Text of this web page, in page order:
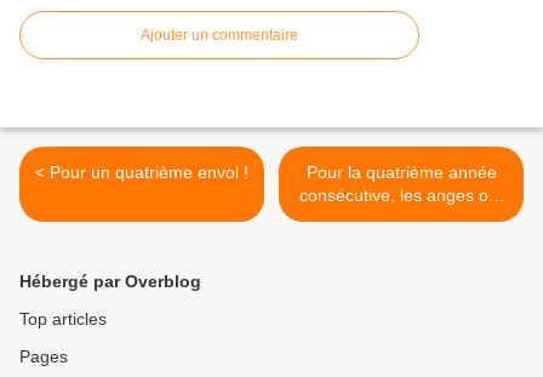
Ajouter un commentaire
< Pour un quatrième envol !
Pour la quatrième année
consécutive, les anges ont
pu prendre leur envol ! >
Hébergé par Overblog
Top articles
Pages